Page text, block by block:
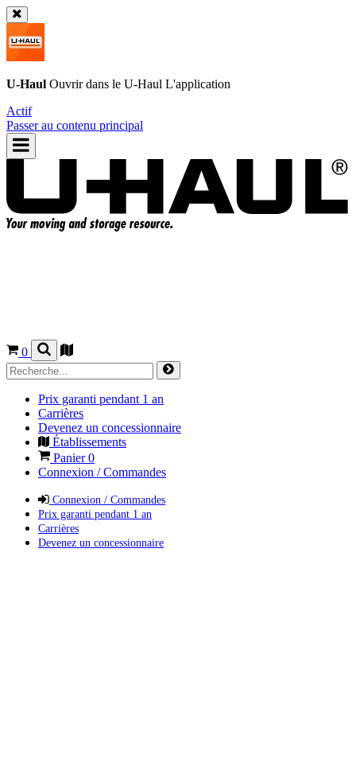
U-Haul Ouvrir dans le U-Haul L'application
Actif
Passer au contenu principal
0
Prix garanti pendant 1 an
Carrières
Devenez un concessionnaire
Établissements
Panier0
Connexion / Commandes
Connexion / Commandes
Prix garanti pendant 1 an
Carrières
Devenez un concessionnaire